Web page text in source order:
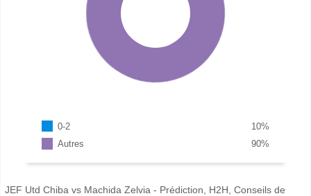
0-2 %
10
Autres
%
90
JEF Utd Chiba vs Machida Zelvia - Prédiction, H2H, Conseils de